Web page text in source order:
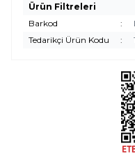
Ürün Filtreleri
Barkod
:
Tedarikçi Ürün Kodu
: